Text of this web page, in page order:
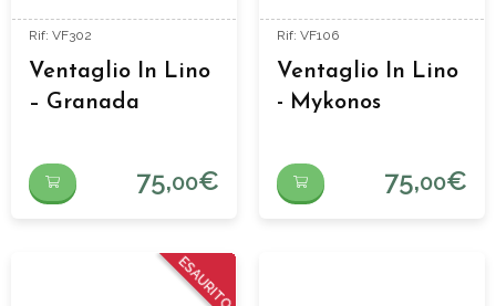
Rif: VF302
Ventaglio In Lino
– Granada
75,00€
Rif: VF106
Ventaglio In Lino
- Mykonos
75,00€
ESAURITO